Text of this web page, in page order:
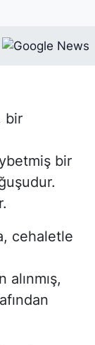
bir
bir
cehaletle